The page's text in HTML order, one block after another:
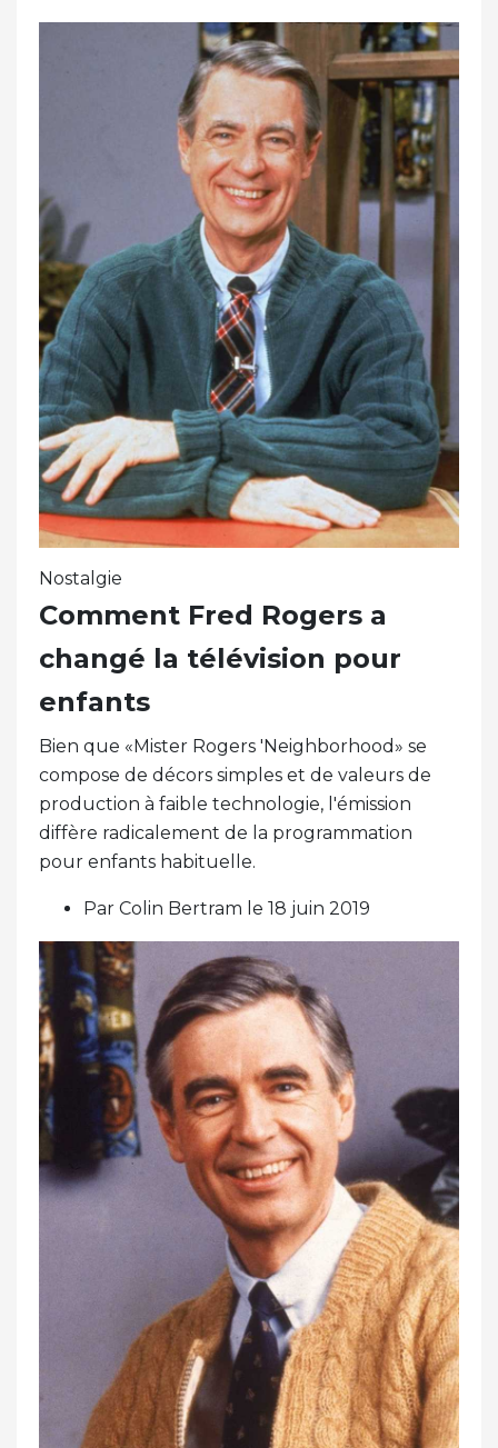
Nostalgie
Comment Fred Rogers a
changé la télévision pour
enfants
Bien que «Mister Rogers 'Neighborhood» se
compose de décors simples et de valeurs de
production à faible technologie, l'émission
diffère radicalement de la programmation
pour enfants habituelle.
Par Colin Bertram le 18 juin 2019